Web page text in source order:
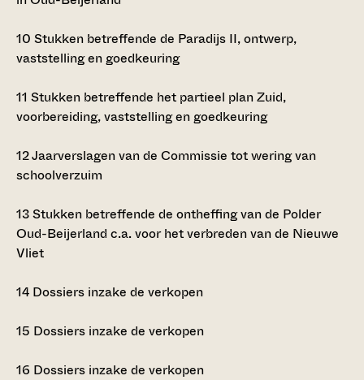
10 Stukken betreffende de Paradijs II, ontwerp,
vaststelling en goedkeuring
11 Stukken betreffende het partieel plan Zuid,
voorbereiding, vaststelling en goedkeuring
12Jaarverslagen van de Commissie tot wering van
schoolverzuim
13Stukken betreffende de ontheffing van de Polder
Oud-Beijerland c.a. voor het verbreden van de Nieuwe
Vliet
14 Dossiers inzake de verkopen
15 Dossiers inzake de verkopen
16 Dossiers inzake de verkopen